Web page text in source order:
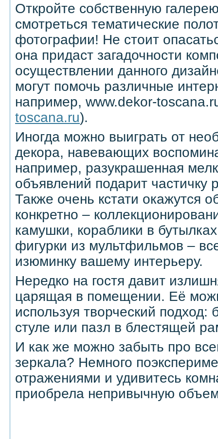
Откройте собственную
смотреться тематические
фотографии! Не стоит
она придаст загадочности
осуществлении данного
могут помочь различные
например, www.dekor-
toscana.ru).
Иногда можно выиграть от
декора, навевающих
например, разукрашенная
объявлений подарит частичку
Также очень кстати окажутся
конкретно –
камушки, кораблики в
фигурки из мультфильмов –
изюминку вашему интерьеру.
Нередко на гостя давит
царящая в помещении. Её
используя творческий подход:
стуле или пазл в блестящей
И как же можно забыть про
зеркала? Немного
отражениями и удивитесь
приобрела непривычную